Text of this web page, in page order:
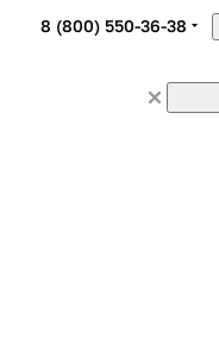
8 (800) 550-36-38